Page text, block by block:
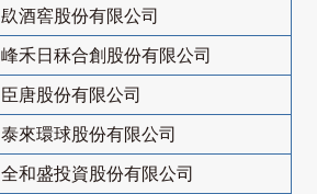
镹酒窖股份有限公司
峰禾日秝合創股份有限公司
臣唐股份有限公司
泰來環球股份有限公司
全和盛投資股份有限公司